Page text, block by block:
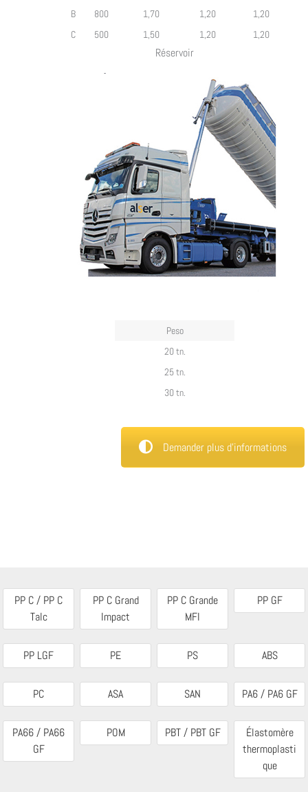
B
800 1,70 1,20
1,20
C
500 1,50 1,20 1,20
Réservoir
Peso
20 tn.
25 tn.
30 tn.
Demander plus d’informations
PP C / PP C
Talc
PP C Grand
Impact
PP C Grande
MFI
PP GF
PP LGF PE PS ABS
PC ASA SAN PA6 / PA6 GF
PA66 / PA66
GF
POM PBT / PBT GF
Élastomère
thermoplasti
que